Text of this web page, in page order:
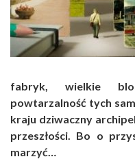
fabryk, wielkie
powtarzalność tych
kraju dziwaczny
przeszłości. Bo o
marzyć…